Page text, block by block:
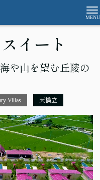
イート
や山を望む丘陵の
Villas 天橋立